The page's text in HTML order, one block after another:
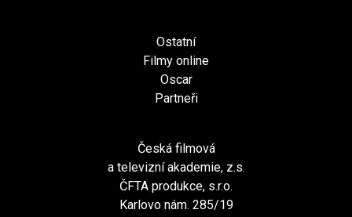
Ostatní
Filmy online
Oscar
Partneři
Česká filmová
a televizní akademie, z.s.
ČFTA produkce, s.r.o.
Karlovo nám. 285/19